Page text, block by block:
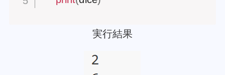
実行結果